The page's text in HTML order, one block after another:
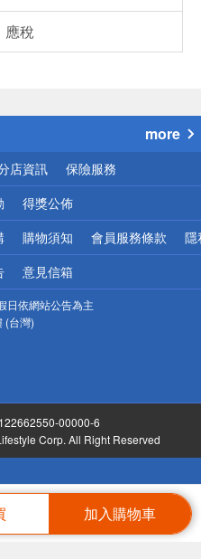
加入購物車
應稅
！
more
店資訊 保險服務
得獎公佈
購物須知 會員服務條款 隱
意見信箱
日依網站公告為主
(台灣)
00000-6
Corp. All Right Reserved